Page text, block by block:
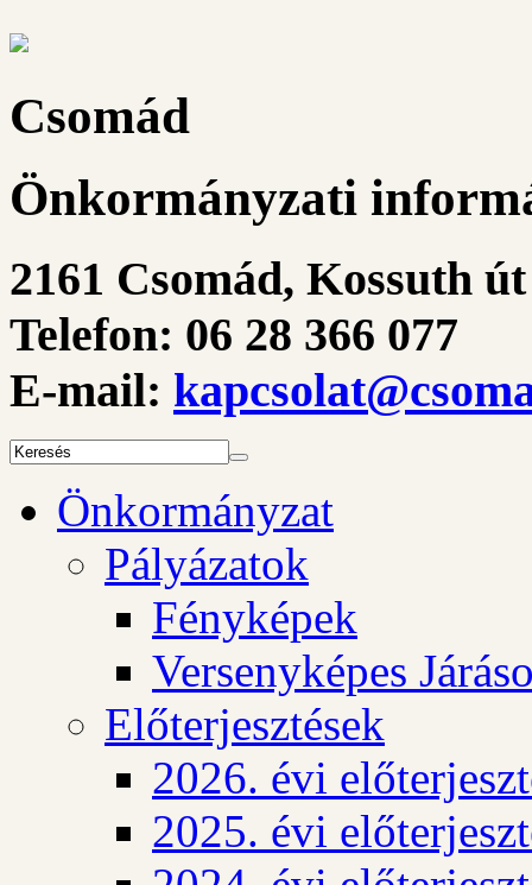
Csomád
Önkormányzati
2161 Csomád, Kossuth
Telefon: 06 28 366 077
E-mail:
Önkormányzat
Pályázatok
Fényképek
Versenyképes
Előterjesztések
2026. évi
2025. évi